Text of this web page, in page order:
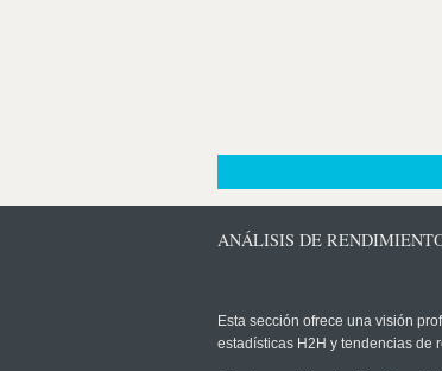
ANÁLISIS DE
Esta sección ofrece una visión
estadísticas H2H y tendencias de